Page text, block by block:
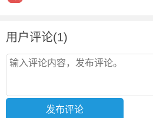
用户评论(1)